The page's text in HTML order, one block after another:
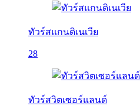
ทัวร์สแกนดิเนเวีย
28
ทัวร์สวิตเซอร์แลนด์